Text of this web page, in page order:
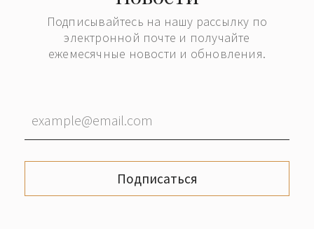
Подписывайтесь на нашу рассылку по
электронной почте и получайте
ежемесячные новости и обновления.
Подписаться